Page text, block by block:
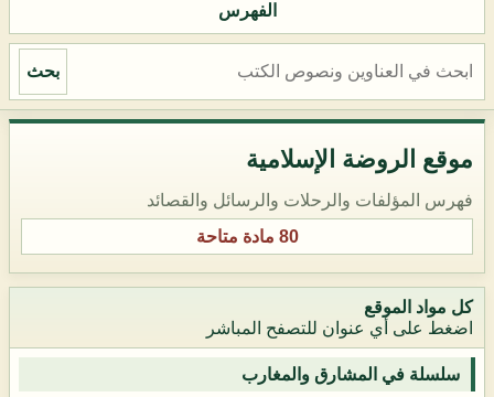
الفهرس
بحث
موقع الروضة الإسلامية
فهرس المؤلفات والرحلات والرسائل والقصائد
80 مادة متاحة
كل مواد الموقع
اضغط على أي عنوان للتصفح المباشر
سلسلة في المشارق والمغارب